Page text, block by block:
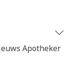
Apotheker